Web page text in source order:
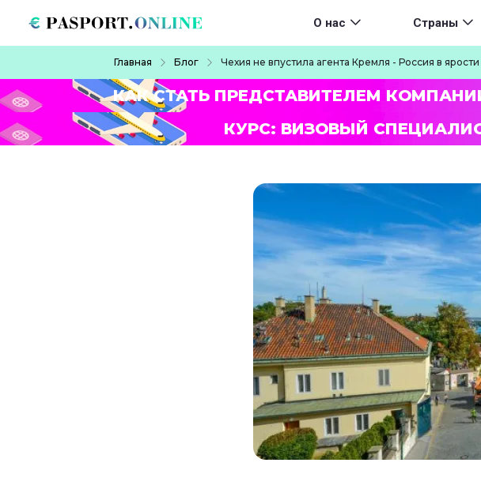
Main navigation
О нас Страны
Главная Блог Чехия не впустила агента Кремля - Россия в ярости
КАК СТАТЬ ПРЕДСТАВИТЕЛЕМ
КУРС: ВИЗОВЫЙ